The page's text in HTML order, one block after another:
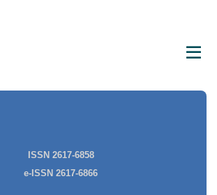
ISSN 2617-6858
e-ISSN 2617-6866